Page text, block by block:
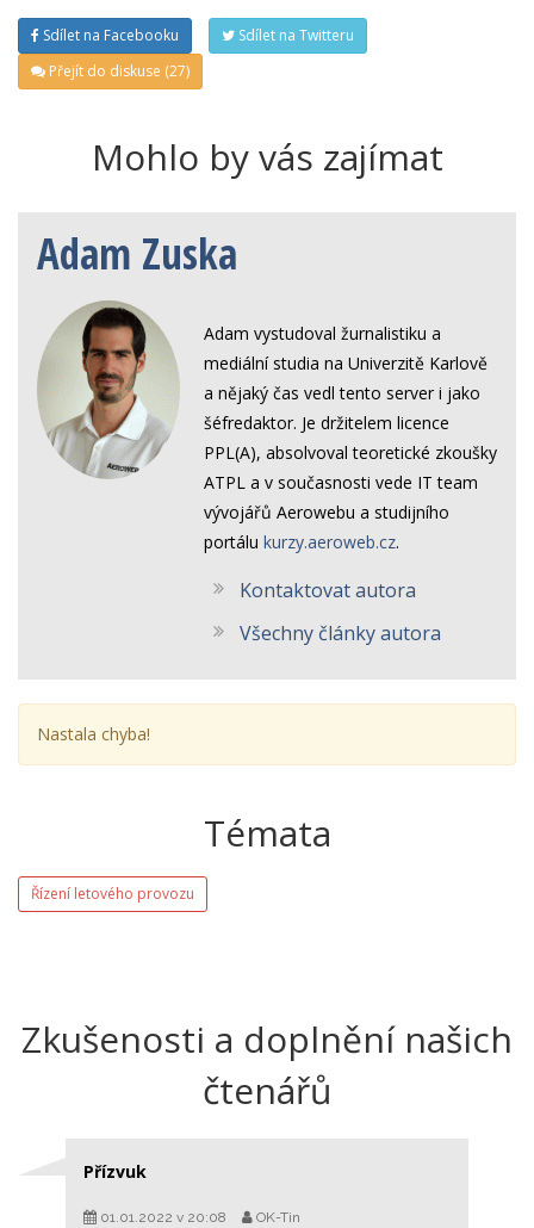
Sdílet na Facebooku
Sdílet na Twitteru
Přejít do diskuse (27)
Mohlo by vás zajímat
Adam Zuska
Adam vystudoval žurnalistiku a
mediální studia na Univerzitě Karlově
a nějaký čas vedl tento server i jako
šéfredaktor. Je držitelem licence
PPL(A), absolvoval teoretické zkoušky
ATPL a v současnosti vede IT team
vývojářů Aerowebu a studijního
portálu kurzy.aeroweb.cz.
Kontaktovat autora
Všechny články autora
Nastala chyba!
Témata
Řízení letového provozu
Zkušenosti a doplnění našich
čtenářů
Přízvuk
01.01.2022 v 20:08 OK-Tin